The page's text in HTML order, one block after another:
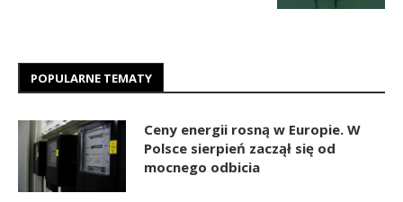
POPULARNE TEMATY
Ceny energii rosną w Europie. W
Polsce sierpień zaczął się od
mocnego odbicia